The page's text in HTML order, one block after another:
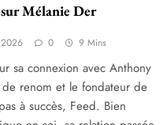
Mélanie Der
0 9 Mins
sa connexion avec Anthony
renom et le fondateur de
à succès, Feed. Bien